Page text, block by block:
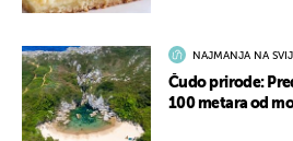
NAJMANJA NA
Čudo prirode:
100 metara od